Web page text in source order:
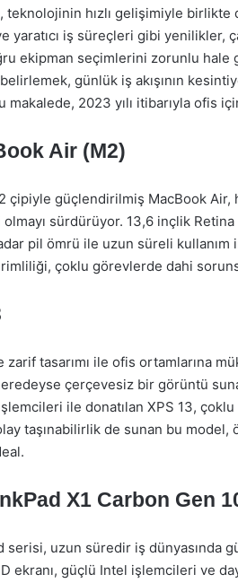
teknolojinin hızlı gelişimiyle
yaratıcı iş süreçleri gibi yenilikler,
ekipman seçimlerini zorunlu hale
günlük iş akışının
makalede, 2023 yılı itibarıyla ofis
Air (M2)
çipiyle güçlendirilmiş MacBook Air,
olmayı sürdürüyor. 13,6 inçlik
pil ömrü ile uzun süreli kullanım
çoklu görevlerde dahi
zarif tasarımı ile ofis ortamlarına
çerçevesiz bir görüntü
ile donatılan XPS 13,
taşınabilirlik de sunan bu
X1 Carbon Gen
serisi, uzun süredir iş dünyasında
ekranı, güçlü Intel işlemcileri ve